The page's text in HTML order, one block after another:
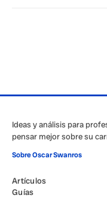
Ideas y análisis para
pensar mejor sobre su
Sobre Oscar Swanros
Artículos
Guías